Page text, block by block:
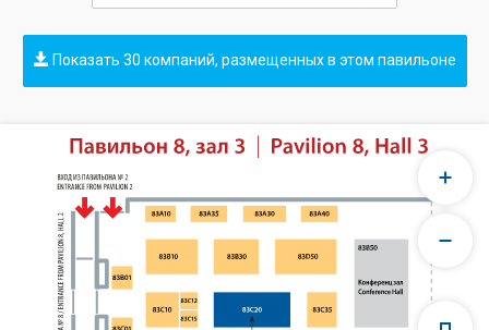
Показать 30 компаний, размещенных в этом павильоне